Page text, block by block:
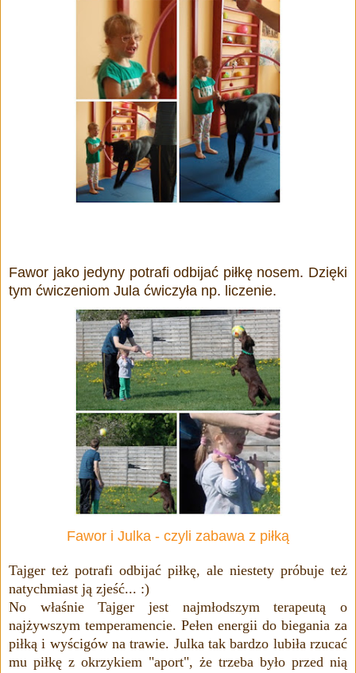
Fawor jako jedyny potrafi odbijać piłkę nosem. Dzięki
tym ćwiczeniom Jula ćwiczyła np. liczenie.
Fawor i Julka - czyli zabawa z piłką
Tajger też potrafi odbijać piłkę, ale niestety próbuje też
natychmiast ją zjeść... :)
No właśnie Tajger jest najmłodszym terapeutą o
najżywszym temperamencie. Pełen energii do biegania za
piłką i wyścigów na trawie. Julka tak bardzo lubiła rzucać
mu piłkę z okrzykiem "aport", że trzeba było przed nią